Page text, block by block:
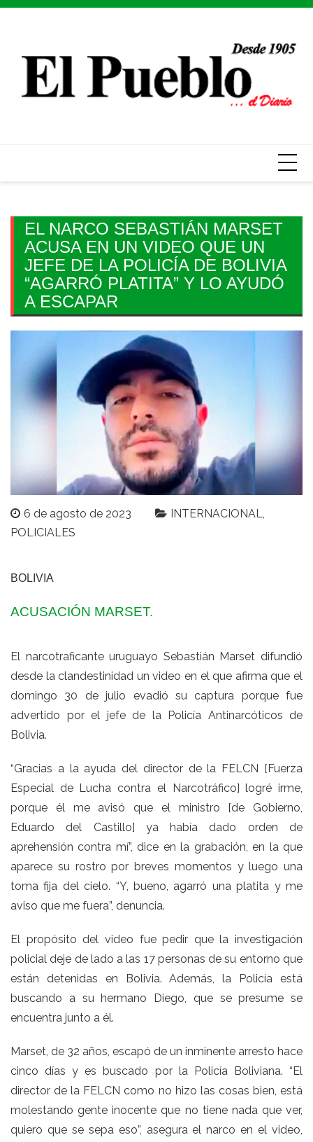
Skip
EL NARCO SEBASTIÁN MARSET
ACUSA EN UN VIDEO QUE UN
JEFE DE LA POLICÍA DE BOLIVIA
“AGARRÓ PLATITA” Y LO AYUDÓ
A ESCAPAR
6 de agosto de 2023
INTERNACIONAL
POLICIALES
BOLIVIA
ACUSACIÓN MARSET.
El narcotraficante uruguayo Sebastián Marset difundió
desde la clandestinidad un video en el que afirma que el
domingo 30 de julio evadió su captura porque fue
advertido por el jefe de la Policía Antinarcóticos de
Bolivia.
“Gracias a la ayuda del director de la FELCN [ Fuerza
Especial de Lucha contra el Narcotráfico] logré irme,
porque él me avisó que el ministro [de Gobierno,
Eduardo del Castillo] ya había dado orden de
aprehensión contra mí”, dice en la grabación, en la que
aparece su rostro por breves momentos y luego una
toma fija del cielo. “Y, bueno, agarró una platita y me
aviso que me fuera”, denuncia.
El propósito del video fue pedir que la investigación
policial deje de lado a las 17 personas de su entorno que
están detenidas en Bolivia. Además, la Policía está
buscando a su hermano Diego, que se presume se
encuentra junto a él.
Marset, de 32 años, escapó de un inminente arresto hace
cinco días y es buscado por la Policía Boliviana. “El
director de la FELCN como no hizo las cosas bien, está
molestando gente inocente que no tiene nada que ver,
quiero que se sepa eso”, asegura el narco en el video,